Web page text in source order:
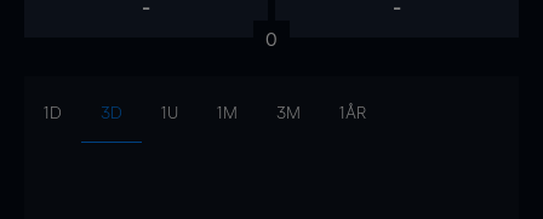
- -
0
1D 3D 1U 1M 3M 1ÅR